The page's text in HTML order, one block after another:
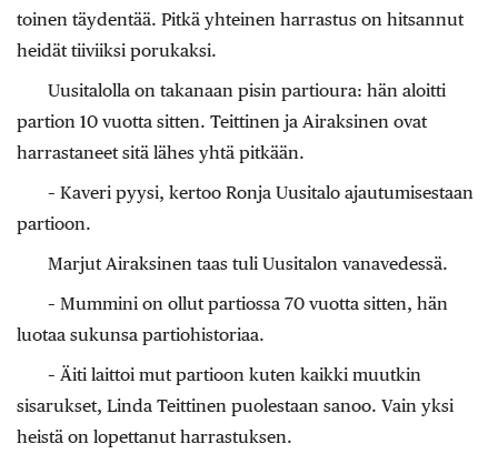
toinen täydentää. Pitkä yhteinen harrastus on hitsannut
heidät tiiviiksi porukaksi.
Uusitalolla on takanaan pisin partioura: hän aloitti
partion 10 vuotta sitten. Teittinen ja Airaksinen ovat
harrastaneet sitä lähes yhtä pitkään.
– Kaveri pyysi, kertoo Ronja Uusitalo ajautumisestaan
partioon.
Marjut Airaksinen taas tuli Uusitalon vanavedessä.
– Mummini on ollut partiossa 70 vuotta sitten, hän
luotaa sukunsa partiohistoriaa.
– Äiti laittoi mut partioon kuten kaikki muutkin
sisarukset, Linda Teittinen puolestaan sanoo. Vain yksi
heistä on lopettanut harrastuksen.